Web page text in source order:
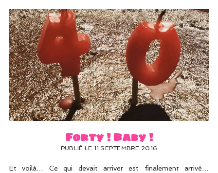
Forty ! Baby !
PUBLIÉ LE 11 SEPTEMBRE 2016
Et voilà… Ce qui devait arriver est finalement arrivé…